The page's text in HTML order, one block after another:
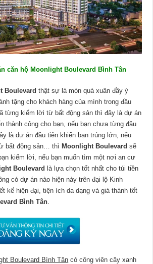
căn hộ Moonlight Boulevard Bình Tân
Boulevard thật sự là món quà xuân đầy ý
tặng cho khách hàng của mình trong đầu
từng kiếm lời từ bất động sản thì đây là dự án
thành công cho bạn, nếu bạn chưa từng đầu
là dự án đầu tiên khiến bạn trúng lớn, nếu
bất động sản… thì Moonlight Boulevard sẽ
kiếm lời, nếu bạn muốn tìm một nơi an cư
Boulevard là lựa chọn tốt nhất cho túi tiền
có dự án nào hiện này trên đại lộ Kinh
kế hiện đại, tiện ích da dạng và giá thành tốt
Bình Tân.
Boulevard Bình Tân có công viên cây xanh